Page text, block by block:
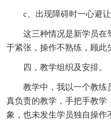
c、出现障碍时一心避
这三种情况是新学员在
于紧张，操作不熟练，顾此
四，教学组织及安排。
教学中，我以一个教练
真负责的教学，手把手教学
象，也未发生学员独自操作